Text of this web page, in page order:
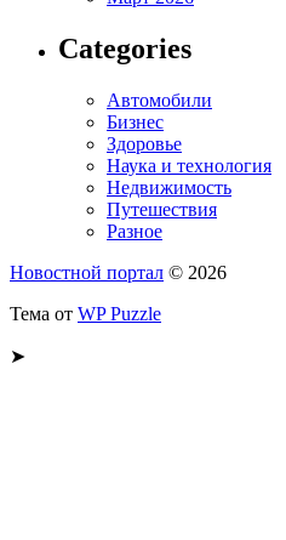
Categories
Автомобили
Бизнес
Здоровье
Наука и технология
Недвижимость
Путешествия
Разное
Новостной портал © 2026
Тема от WP Puzzle
➤